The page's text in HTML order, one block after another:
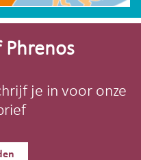
je in voor onze